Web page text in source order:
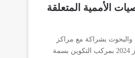
الأممية المتعلقة
بشراكة مع مراكز
بحثية، صباح غد السبت 13 يوليوز 2024 بمركب التكوين بسمة